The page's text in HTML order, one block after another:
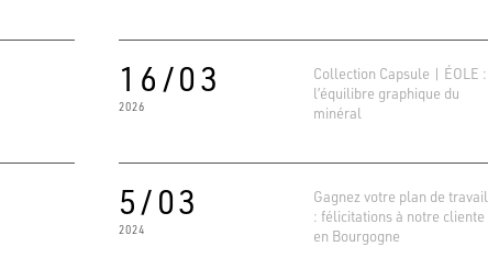
16/03
2026
Collection Capsule | ÉOLE :
l’équilibre graphique du
minéral
5/03
2024
Gagnez votre plan de travail
: félicitations à notre cliente
en Bourgogne
4.6